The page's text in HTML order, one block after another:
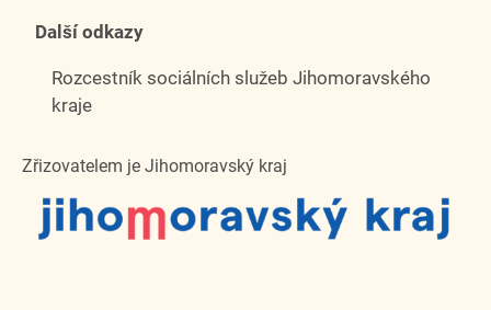
Další odkazy
Rozcestník sociálních služeb Jihomoravského
kraje
Zřizovatelem je Jihomoravský kraj